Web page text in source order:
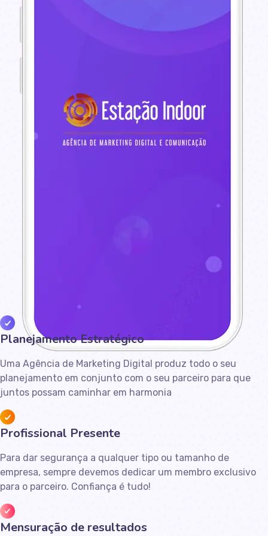
Planejamento Estratégico​
Uma Agência de Marketing Digital produz todo o seu
planejamento em conjunto com o seu parceiro para que
juntos possam caminhar em harmonia
Profissional Presente
Para dar segurança a qualquer tipo ou tamanho de
empresa, sempre devemos dedicar um membro exclusivo
para o parceiro. Confiança é tudo!
Mensuração de resultados